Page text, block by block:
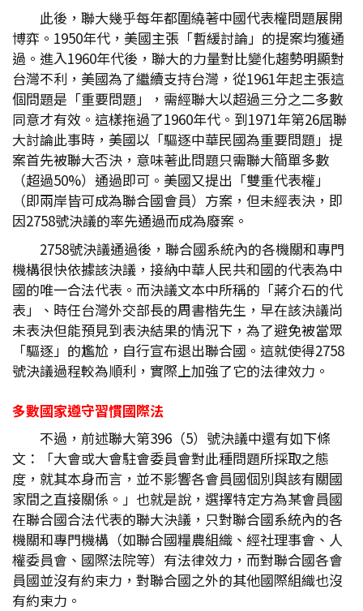
此後，聯大幾乎每年都圍繞著中國代表權問題展開
博弈。1950年代，美國主張「暫緩討論」的提案均獲通
過。進入1960年代後，聯大的力量對比變化趨勢明顯對
台灣不利，美國為了繼續支持台灣，從1961年起主張這
個問題是「重要問題」，需經聯大以超過三分之二多數
同意才有效。這樣拖過了1960年代。到1971年第26屆聯
大討論此事時，美國以「驅逐中華民國為重要問題」提
案首先被聯大否決，意味著此問題只需聯大簡單多數
（超過50%）通過即可。美國又提出「雙重代表權」
（即兩岸皆可成為聯合國會員）方案，但未經表決，即
因2758號決議的率先通過而成為廢案。
2758號決議通過後，聯合國系統內的各機關和專門
機構很快依據該決議，接納中華人民共和國的代表為中
國的唯一合法代表。而決議文本中所稱的「蔣介石的代
表」、時任台灣外交部長的周書楷先生，早在該決議尚
未表決但能預見到表決結果的情況下，為了避免被當眾
「驅逐」的尷尬，自行宣布退出聯合國。這就使得2758
號決議過程較為順利，實際上加強了它的法律效力。
多數國家遵守習慣國際法
不過，前述聯大第396（5）號決議中還有如下條
文：「大會或大會駐會委員會對此種問題所採取之態
度，就其本身而言，並不影響各會員國個別與該有關國
家間之直接關係。」也就是說，選擇特定方為某會員國
在聯合國合法代表的聯大決議，只對聯合國系統內的各
機關和專門機構（如聯合國糧農組織、經社理事會、人
權委員會、國際法院等）有法律效力，而對聯合國各會
員國並沒有約束力，對聯合國之外的其他國際組織也沒
有約束力。